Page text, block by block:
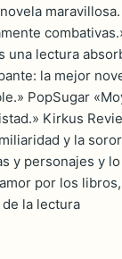
una lectura
la mejor
PopSugar
Kirkus
y la
y personajes y
por los
la lectura